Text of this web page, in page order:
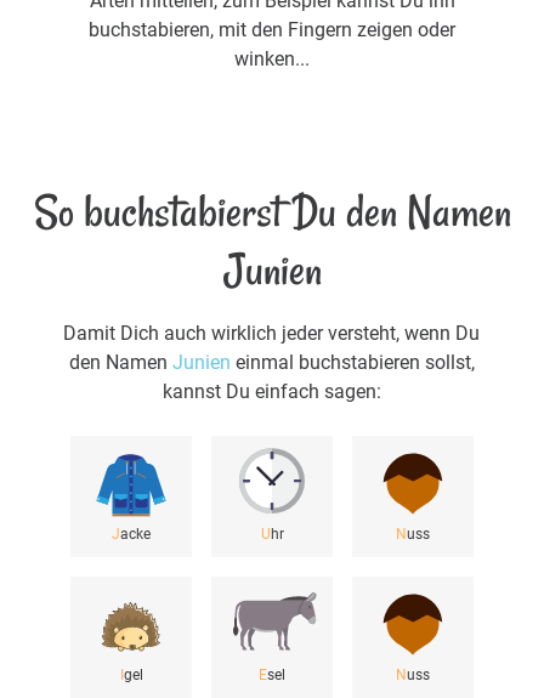
buchstabieren, mit den Fingern zeigen oder
winken...
So buchstabierst Du den Namen
Junien
Damit Dich auch wirklich jeder versteht, wenn Du
den Namen Junien einmal buchstabieren sollst,
kannst Du einfach sagen:
Jacke Uhr Nuss
Igel Esel Nuss